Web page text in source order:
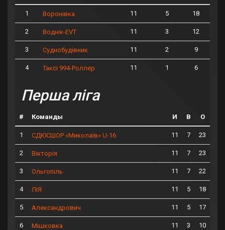
1 Воронівка 11 5 18
2 Воднік-EVT 11 3 12
3 Суднобудівник 11 2 9
4 Таксі 994-Роллер 11 1 6
Перша ліга
# Команды И В О
1 СДЮСШОР «Миколаїв» U-16 11 7 23
2 Вікторія 11 7 23
3 Ольгопіль 11 7 22
4 ЛІЯ 11 5 18
5 Александрович 11 5 17
6 Мішковка 11 3 10